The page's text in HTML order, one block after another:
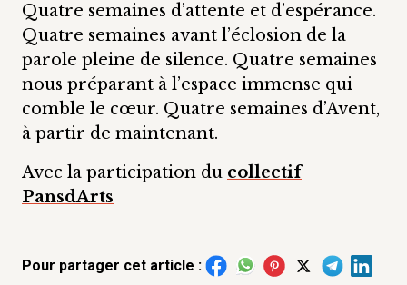
Quatre semaines d’attente et d’espérance.
Quatre semaines avant l’éclosion de la
parole pleine de silence. Quatre semaines
nous préparant à l’espace immense qui
comble le cœur. Quatre semaines d’Avent,
à partir de maintenant.
Avec la participation du collectif
PansdArts
Pour partager cet article :